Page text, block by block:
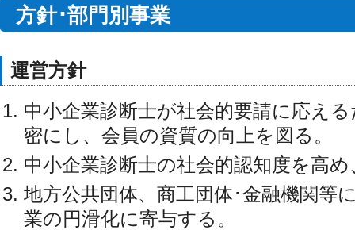
方針･部門別事業
運営方針
中小企業診断士が社会的要請に応え
密にし、会員の資質の向上を図る。
中小企業診断士の社会的認知度を高
地方公共団体、商工団体･金融機関等
業の円滑化に寄与する。